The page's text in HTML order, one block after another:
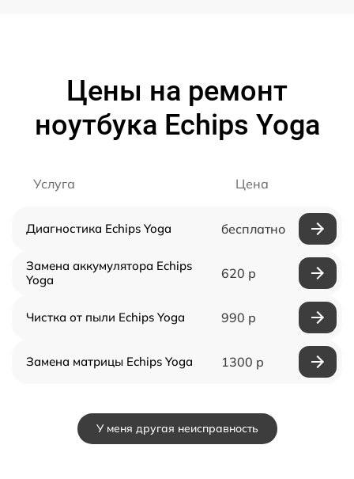
Цены на ремонт
ноутбука Echips Yoga
Услуга Цена
Диагностика Echips Yoga бесплатно
Замена аккумулятора Echips
Yoga
620 р
Чистка от пыли Echips Yoga 990 р
Замена матрицы Echips Yoga 1300 р
У меня другая неисправность